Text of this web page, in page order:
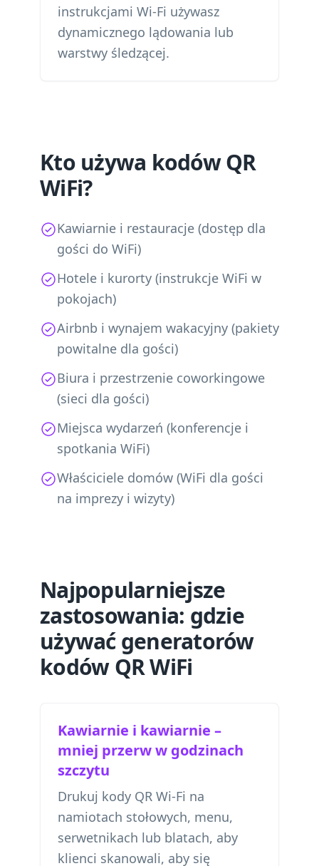
instrukcjami Wi-Fi używasz
dynamicznego lądowania lub
warstwy śledzącej.
Kto używa kodów QR
WiFi?
Kawiarnie i restauracje (dostęp dla
gości do WiFi)
Hotele i kurorty (instrukcje WiFi w
pokojach)
Airbnb i wynajem wakacyjny (pakiety
powitalne dla gości)
Biura i przestrzenie coworkingowe
(sieci dla gości)
Miejsca wydarzeń (konferencje i
spotkania WiFi)
Właściciele domów (WiFi dla gości
na imprezy i wizyty)
Najpopularniejsze
zastosowania: gdzie
używać generatorów
kodów QR WiFi
Kawiarnie i kawiarnie –
mniej przerw w godzinach
szczytu
Drukuj kody QR Wi-Fi na
namiotach stołowych, menu,
serwetnikach lub blatach, aby
klienci skanowali, aby się